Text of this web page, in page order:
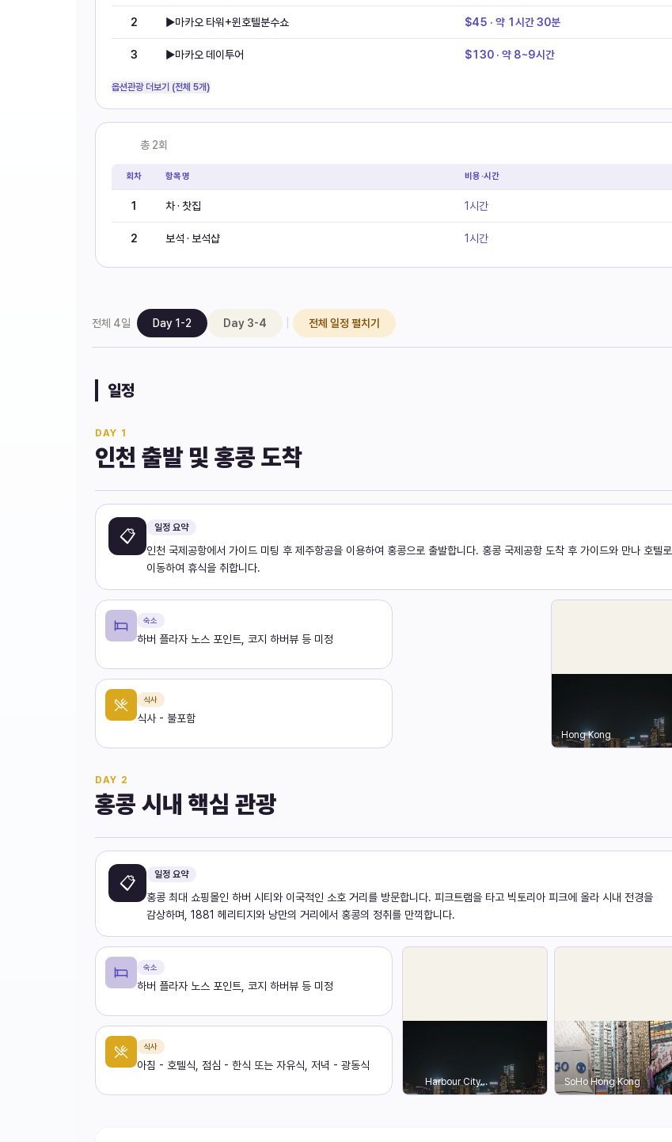
2 ▶마카오 타워+윈호텔분수쇼 $45 · 약 1시간 30분
3 ▶마카오 데이투어 $130 · 약 8~9시간
옵션관광 더보기 (전체 5개)
총 2회
회차 항목명 비용·시간
1 차 · 찻집 1시간
2 보석 · 보석샵 1시간
전체 4일 Day 1-2 Day 3-4 전체 일정 펼치기
일정
DAY 1
인천 출발 및 홍콩 도착
📋 일정 요약
인천 국제공항에서 가이드 미팅 후 제주항공을 이용하여 홍콩으로 출발합니다. 홍콩 국제공항 도착 후 가이드와 만나 호텔로
이동하여 휴식을 취합니다.
숙소
하버 플라자 노스 포인트, 코지 하버뷰 등 미정
식사
식사 - 불포함
Hong Kong
DAY 2
홍콩 시내 핵심 관광
📋 일정 요약
홍콩 최대 쇼핑몰인 하버 시티와 이국적인 소호 거리를 방문합니다. 피크트램을 타고 빅토리아 피크에 올라 시내 전경을
감상하며, 1881 헤리티지와 낭만의 거리에서 홍콩의 정취를 만끽합니다.
숙소
하버 플라자 노스 포인트, 코지 하버뷰 등 미정
식사
아침 - 호텔식, 점심 - 한식 또는 자유식, 저녁 - 광동식
Harbour City
Hong Kong
SoHo Hong Kong